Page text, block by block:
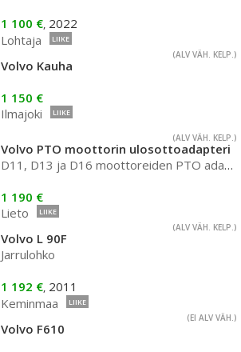
1 100 €, 2022
Lohtaja
LIIKE
(ALV VÄH. KELP.)
Volvo Kauha
1 150 €
Ilmajoki
LIIKE
(ALV VÄH. KELP.)
Volvo PTO moottorin ulosottoadapteri
D11, D13 ja D16 moottoreiden PTO adapterit
1 190 €
Lieto
LIIKE
(ALV VÄH. KELP.)
Volvo L 90F
Jarrulohko
1 192 €, 2011
Keminmaa
LIIKE
(EI ALV VÄH.)
Volvo F610